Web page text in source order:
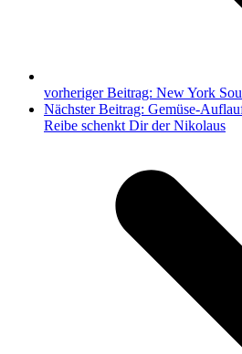
vorheriger Beitrag: New York
Nächster Beitrag: Gemüse-
Reibe schenkt Dir der Nikolaus